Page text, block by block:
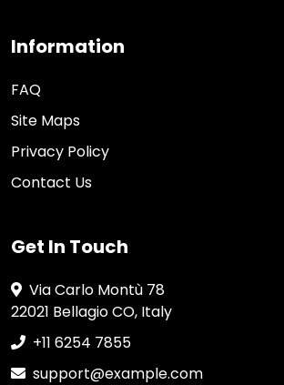
Information
FAQ
Site Maps
Privacy Policy
Contact Us
Get In Touch
Via Carlo Montù 78
22021 Bellagio CO, Italy
+11 6254 7855
support@example.com